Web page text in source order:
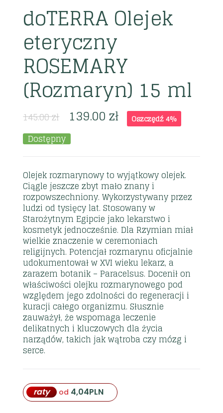
doTERRA Olejek
eteryczny
ROSEMARY
(Rozmaryn) 15 ml
145.00zł 139.00zł Oszczędź 4%
Dostępny
Olejek rozmarynowy to wyjątkowy olejek.
Ciągle jeszcze zbyt mało znany i
rozpowszechniony. Wykorzystywany przez
ludzi od tysięcy lat. Stosowany w
Starożytnym Egipcie jako lekarstwo i
kosmetyk jednocześnie. Dla Rzymian miał
wielkie znaczenie w ceremoniach
religijnych. Potencjał rozmarynu oficjalnie
udokumentował w XVI wieku lekarz, a
zarazem botanik – Paracelsus. Docenił on
właściwości olejku rozmarynowego pod
względem jego zdolności do regeneracji i
kuracji całego organizmu. Słusznie
zauważył, że wspomaga leczenie
delikatnych i kluczowych dla życia
narządów, takich jak wątroba czy mózg i
serce.
raty od 4,04PLN